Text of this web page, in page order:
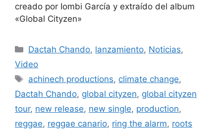
creado por Iombi García y extraído del album
«Global Cityzen»
Dactah Chando, lanzamiento, Noticias,
Video
achinech productions, climate change,
Dactah Chando, global cityzen, global cityzen
tour, new release, new single, production,
reggae, reggae canario, ring the alarm, roots